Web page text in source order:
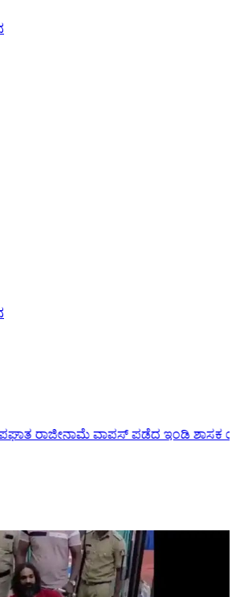
ಶಾಸಕ ಯಶವಂತರಾಯಗೌಡ ಪಾಟೀಲ್: ಸಚಿವ